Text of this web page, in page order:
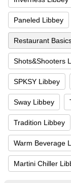
Paneled Libbey
Restaurant
Shots&Shooters
SPKSY Libbey
Sway Libbey
Tradition Libbey
Warm Beverage
Martini Chiller